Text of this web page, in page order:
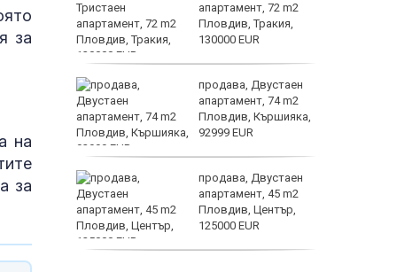
за
на
за
апартамент, 72 m2
Пловдив, Тракия,
130000 EUR
продава, Двустаен
апартамент, 74 m2
Пловдив, Кършияка,
92999 EUR
продава, Двустаен
апартамент, 45 m2
Пловдив, Център,
125000 EUR